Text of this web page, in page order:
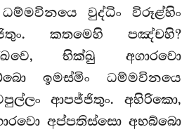
වුද්ධිං විරූළ්හිං
කතමෙහි පඤ්චහි?
භික්ඛු අගාරවො
ඉමස්මිං ධම්මවිනයෙ
ආපජ්ජිතුං. අහිරිකො,
අප්පතිස්සො අභබ්බො